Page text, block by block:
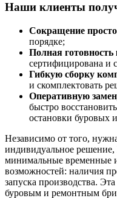
Наши клиенты
Сокращение
порядке;
Полная
сертифицирована и
Гибкую сборку
и скомплектовать
Оперативную
быстро
остановки буровых
Независимо от того,
индивидуальное
минимальные временные
возможностей: наличия
запуска производства.
буровым и ремонтным